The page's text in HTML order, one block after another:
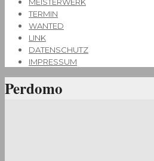
TERMIN
WANTED
LINK
DATENSCHUTZ
IMPRESSUM
Perdomo